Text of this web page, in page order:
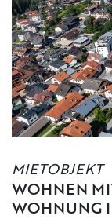
MIETOBJEKT
WOHNEN
WOHNUNG